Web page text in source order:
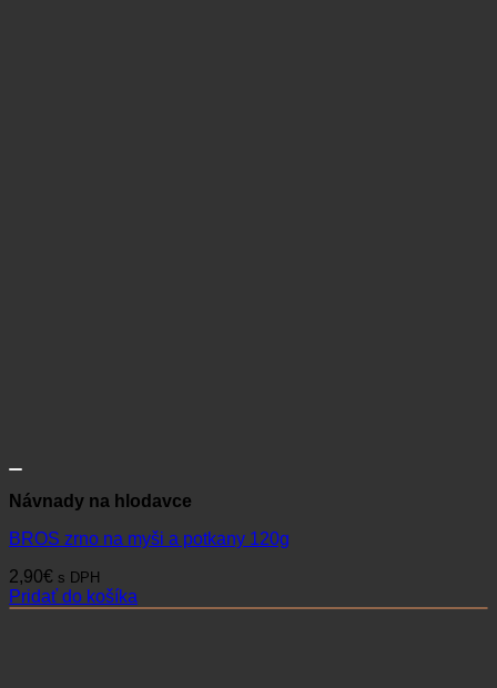
Návnady na hlodavce
BROS zrno na myši a potkany 120g
2,90€ s DPH
Pridať do košíka